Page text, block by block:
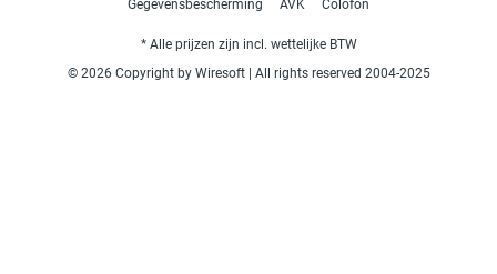
Gegevensbescherming
AVK Colofon
* Alle prijzen zijn incl. wettelijke BTW
© 2026 Copyright by Wiresoft | All rights reserved 2004-2025